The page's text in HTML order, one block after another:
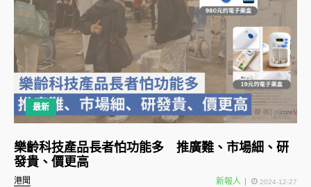
最新
港聞
樂齡科技產品長者怕功能多 推廣難、市場細、研
發貴、價更高
新報人 2024-12-27